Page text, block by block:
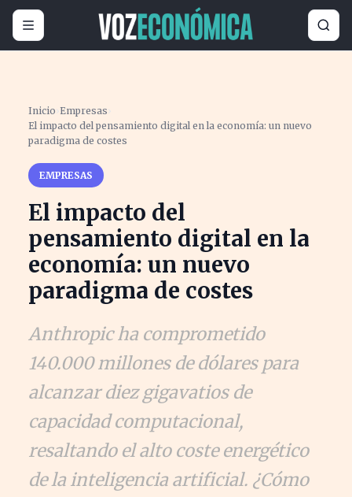
Inicio ›Empresas ›
El impacto del pensamiento digital en la economía: un nuevo
paradigma de costes
EMPRESAS
El impacto del
pensamiento digital en la
economía: un nuevo
paradigma de costes
Anthropic ha comprometido
140.000 millones de dólares para
alcanzar diez gigavatios de
capacidad computacional,
resaltando el alto coste energético
de la inteligencia artificial. ¿Cómo